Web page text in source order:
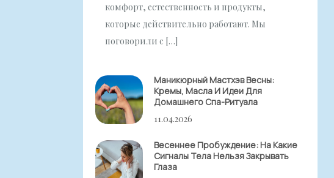
комфорт, естественность и продукты,
которые действительно работают. Мы
поговорили с […]
Маникюрный Мастхэв Весны:
Кремы, Масла И Идеи Для
Домашнего Спа-Ритуала
11.04.2026
Весеннее Пробуждение: На Какие
Сигналы Тела Нельзя Закрывать
Глаза